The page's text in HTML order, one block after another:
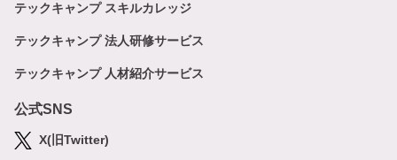
テックキャンプ スキルカレッジ
テックキャンプ 法人研修サービス
テックキャンプ 人材紹介サービス
公式SNS
X(旧Twitter)